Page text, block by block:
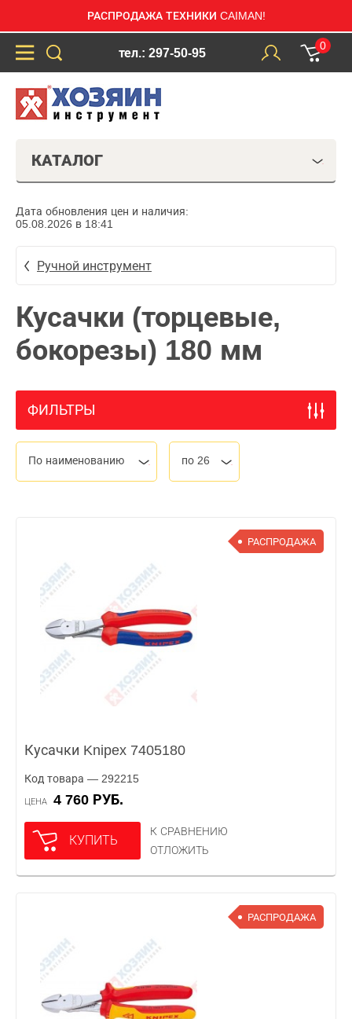
РАСПРОДАЖА ТЕХНИКИ CAIMAN!
тел.: 297-50-95
0
КАТАЛОГ
Дата обновления цен и наличия:
05.08.2026 в 18:41
Ручной инструмент
Кусачки (торцевые,
бокорезы) 180 мм
ФИЛЬТРЫ
По наименованию по 26
РАСПРОДАЖА
Кусачки Knipex 7405180
Код товара — 292215
ЦЕНА 4 760 РУБ.
КУПИТЬ
К СРАВНЕНИЮ
ОТЛОЖИТЬ
РАСПРОДАЖА